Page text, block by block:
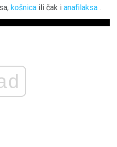
košnica ili čak i anafilaksa .